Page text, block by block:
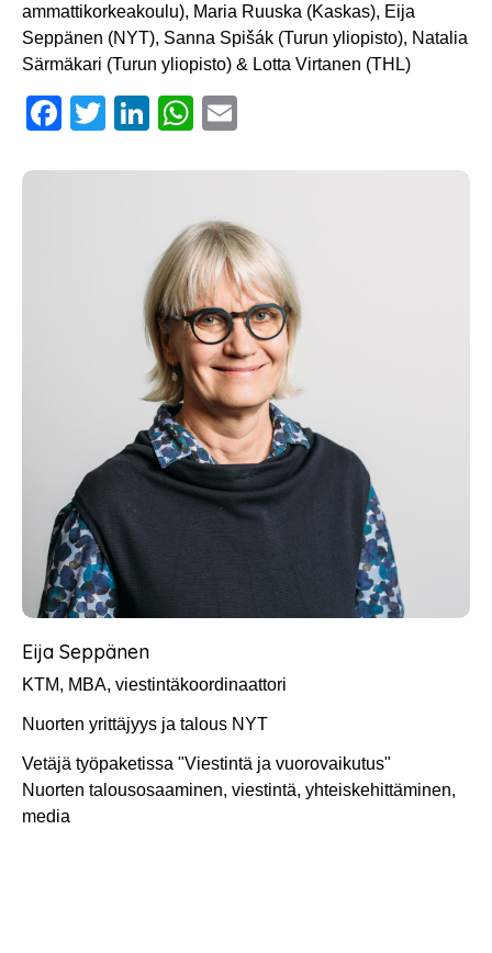
ammattikorkeakoulu), Maria Ruuska (Kaskas), Eija
Seppänen (NYT), Sanna Spišák (Turun yliopisto), Natalia
Särmäkari (Turun yliopisto) & Lotta Virtanen (THL)
Facebook
Twitter
LinkedIn
WhatsApp
Eija Seppänen
KTM, MBA, viestintäkoordinaattori
Nuorten yrittäjyys ja talous NYT
Vetäjä työpaketissa "Viestintä ja vuorovaikutus"
Nuorten talousosaaminen, viestintä, yhteiskehittäminen,
media